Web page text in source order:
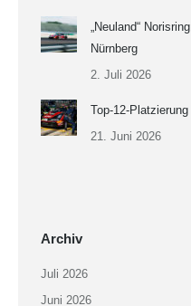
„Neuland“
Nürnberg
2. Juli 2026
Top-12-
21. Juni 2026
Archiv
Juli 2026
Juni 2026